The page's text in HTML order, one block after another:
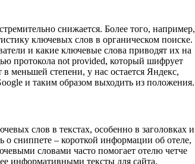
снижается. Более того, например,
ключевых слов в органическом поиске.
и какие ключевые слова приводят их на
протокола not provided, который шифрует
меньшей степени, у нас остается Яндекс,
и таким образом выходить из положения.
слов в текстах, особенно в заголовках и
о сниппете – короткой информации об отеле,
словами часто помогает отелю четче
информативными тексты для сайта.